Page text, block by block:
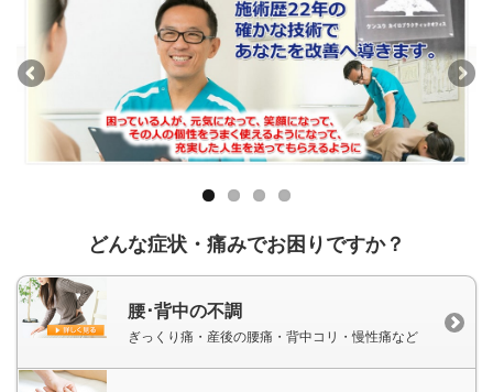
どんな症状・痛みでお困りですか？
腰･背中の不調
ぎっくり痛・産後の腰痛・背中コリ・慢性痛など